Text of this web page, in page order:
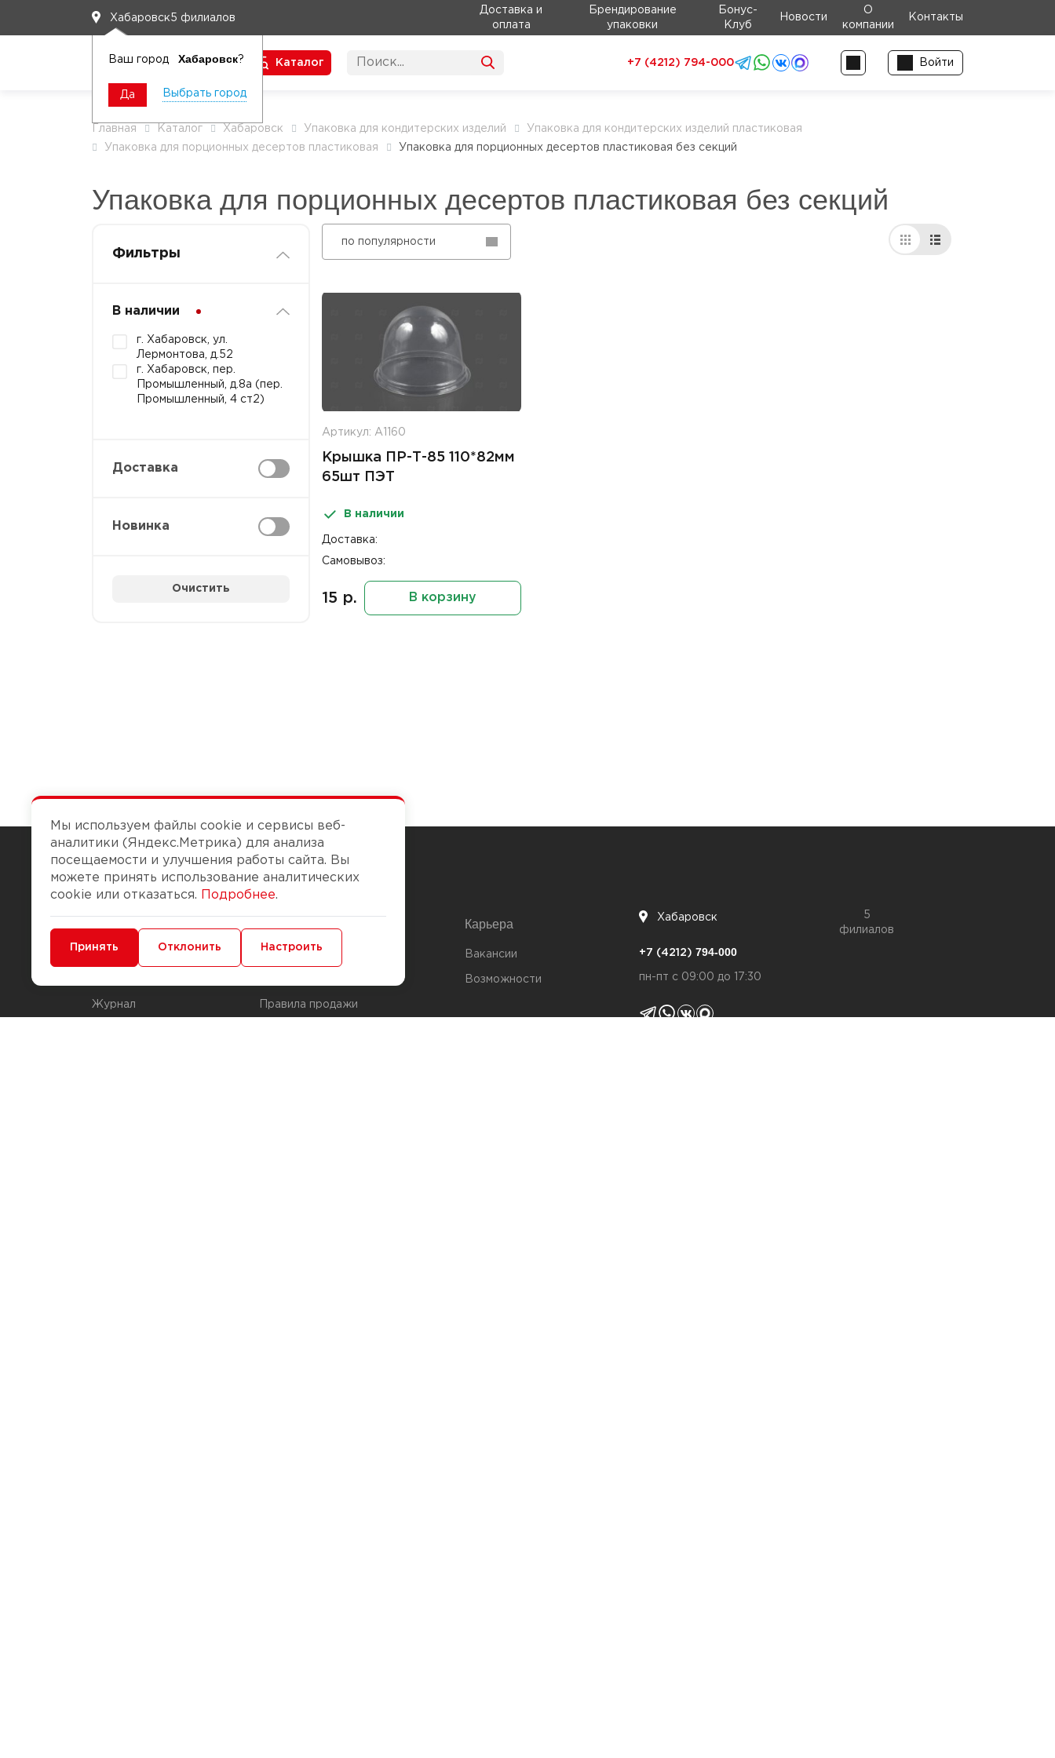
Хабаровск5 филиалов
Ваш город Хабаровск?
Да Выбрать город
Доставка и
оплата
Брендирование
упаковки
Бонус-
Клуб
Новости
О
компании
Контакты
Каталог +7 (4212) 794-000 Войти
Главная Каталог Хабаровск Упаковка для кондитерских изделий
Упаковка для кондитерских изделий пластиковая
Упаковка для порционных десертов пластиковая
Упаковка для порционных десертов пластиковая без секций
Упаковка для порционных десертов пластиковая без секций
Фильтры
В наличии
г. Хабаровск, ул.
Лермонтова, д.52
г. Хабаровск, пер.
Промышленный, д.8а (пер.
Промышленный, 4 ст2)
Доставка
Новинка
Очистить
по популярности
Артикул: А1160
Крышка ПР-Т-85 110*82мм
65шт ПЭТ
В наличии
Доставка:
Самовывоз:
15 р. В корзину
Чтобы вам легко работалось
Журнал
Доставка и оплата
Правила продажи
Карьера
Вакансии
Возможности
Хабаровск
5
филиалов
+7 (4212) 794-000
пн-пт с 09:00 до 17:30
Мы используем файлы cookie и сервисы веб-
аналитики (Яндекс.Метрика) для анализа
посещаемости и улучшения работы сайта. Вы
можете принять использование аналитических
cookie или отказаться.
Подробнее.
Минимальные Функциональные/Аналитические
Принять Отклонить Настроить